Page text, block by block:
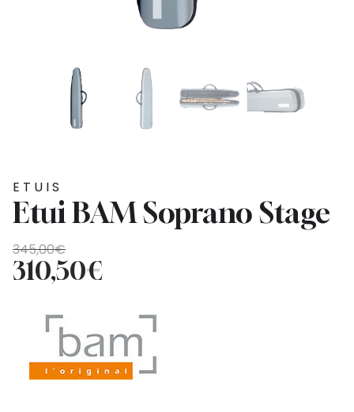
ETUIS
Etui BAM Soprano Stage
345,00€
Le
prix
initial
était :
345,00€.
310,50€
Le
prix
actuel
est :
310,50€.